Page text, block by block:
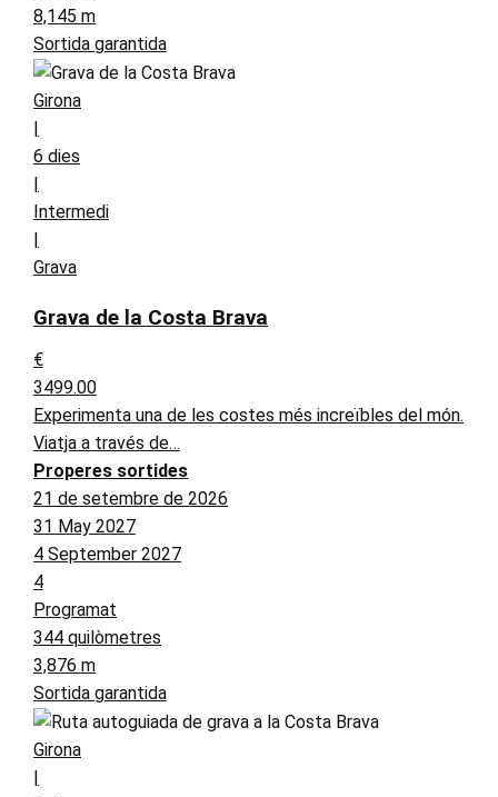
8,145 m
Sortida garantida
Girona
|
6 dies
|
Intermedi
|
Grava
Grava de la Costa Brava
€
3499.00
Experimenta una de les costes més increïbles del món.
Viatja a través de…
Properes sortides
21 de setembre de 2026
31 May 2027
4 September 2027
4
Programat
344 quilòmetres
3,876 m
Sortida garantida
Girona
|